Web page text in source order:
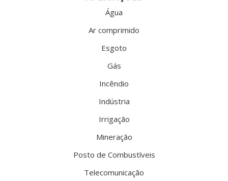
Água
Ar comprimido
Esgoto
Gás
Incêndio
Indústria
Irrigação
Mineração
Posto de Combustíveis
Telecomunicação